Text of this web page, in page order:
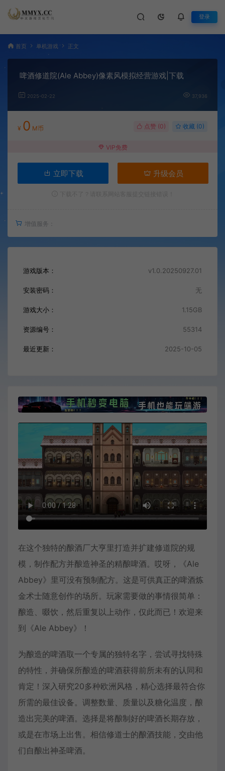
登录
首页 单机游戏 正文
啤酒修道院(Ale Abbey)像素风模拟经营游戏|下载
2025-02-22 37,936
¥ 0 M币 点赞 (0) 收藏 (0)
VIP免费
立即下载 升级会员
增值服务：
游戏版本： v1.0.20250927.01
安装密码： 无
游戏大小： 1.15GB
资源编号： 55314
最近更新： 2025-10-05
在这个独特的酿酒厂大亨里打造并扩建修道院的规
模，制作配方并酿造神圣的精酿啤酒。哎呀，《Ale
Abbey》里可没有预制配方。这是可供真正的啤酒炼
金术士随意创作的场所。玩家需要做的事情很简单：
酿造、啜饮，然后重复以上动作，仅此而已！欢迎来
到《Ale Abbey》！
为酿造的啤酒取一个专属的独特名字，尝试寻找特殊
的特性，并确保所酿造的啤酒获得前所未有的认同和
肯定！深入研究20多种欧洲风格，精心选择最符合你
所需的最佳设备。调整数量、质量以及糖化温度，酿
造出完美的啤酒。选择是将酿制好的啤酒长期存放，
或是在市场上出售。相信修道士的酿酒技能，交由他
们自酿出神圣啤酒。